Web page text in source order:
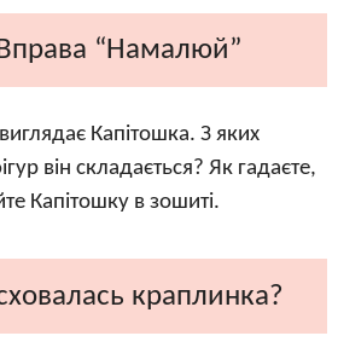
“Намалюй”
Капітошка. З яких
він складається? Як гадаєте,
Капітошку в зошиті.
краплинка?